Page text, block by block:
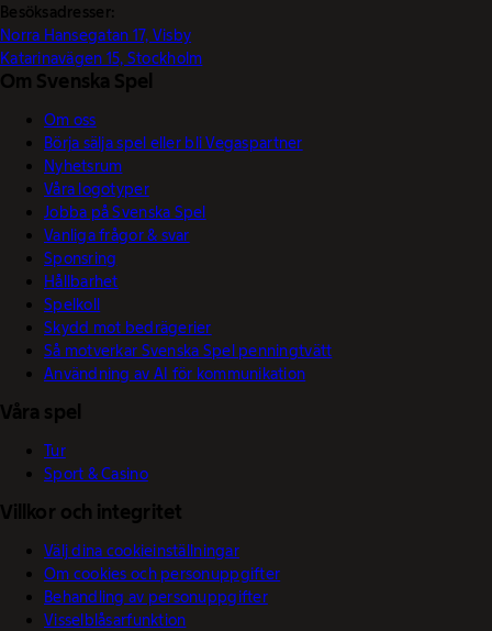
Besöksadresser:
Norra Hansegatan 17, Visby
Katarinavägen 15, Stockholm
Om Svenska Spel
Om oss
Börja sälja spel eller bli Vegaspartner
Nyhetsrum
Våra logotyper
Jobba på Svenska Spel
Vanliga frågor & svar
Sponsring
Hållbarhet
Spelkoll
Skydd mot bedrägerier
Så motverkar Svenska Spel penningtvätt
Användning av AI för kommunikation
Våra spel
Tur
Sport & Casino
Villkor och integritet
Välj dina cookieinställningar
Om cookies och personuppgifter
Behandling av personuppgifter
Visselblåsarfunktion